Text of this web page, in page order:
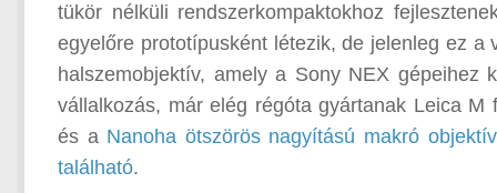
tükör nélküli rendszerkompaktokhoz
egyelőre prototípusként létezik, de jelenleg ez a
halszemobjektív, amely a Sony NEX gépeihez
vállalkozás, már elég régóta gyártanak Leica
és a Nanoha ötszörös nagyítású makró objektív
található.